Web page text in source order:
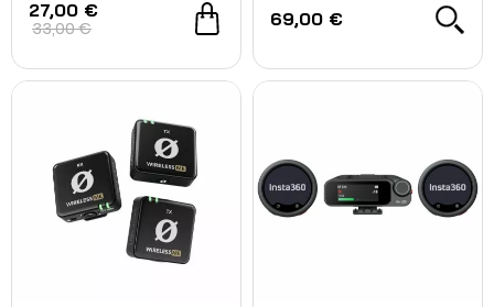
27,00 €
33,00 €
69,00 €